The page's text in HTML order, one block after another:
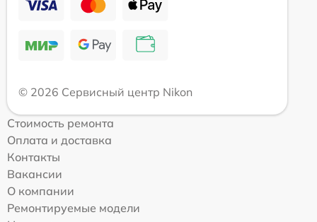
© 2026 Сервисный центр Nikon
Стоимость ремонта
Оплата и доставка
Контакты
Вакансии
О компании
Ремонтируемые модели